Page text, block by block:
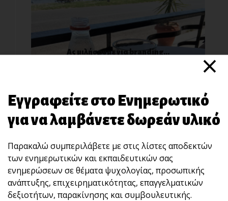
Ας μιλήσουμε για branding…
ΜΙΑ ΣΥΜΒΟΥΛΗ ΠΟΥ ΕΔΩΣΑ ΣΕ ΕΝΑ ΠΕΛΑΤΗ ΜΟΥ
...
×
Εγγραφείτε στο Ενημερωτικό
για να λαμβάνετε δωρεάν υλικό
Παρακαλώ συμπεριλάβετε με στις λίστες αποδεκτών
των ενημερωτικών και εκπαιδευτικών σας
ενημερώσεων σε θέματα ψυχολογίας, προσωπικής
ανάπτυξης, επιχειρηματικότητας, επαγγελματικών
δεξιοτήτων, παρακίνησης και συμβουλευτικής.